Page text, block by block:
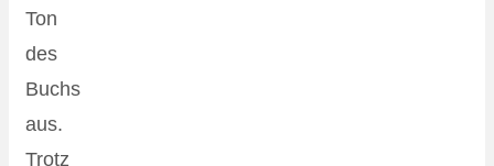
Ton
des
Buchs
aus.
Trotz